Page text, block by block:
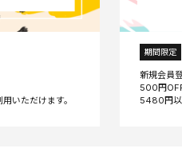
期間限定
新規会員
500円